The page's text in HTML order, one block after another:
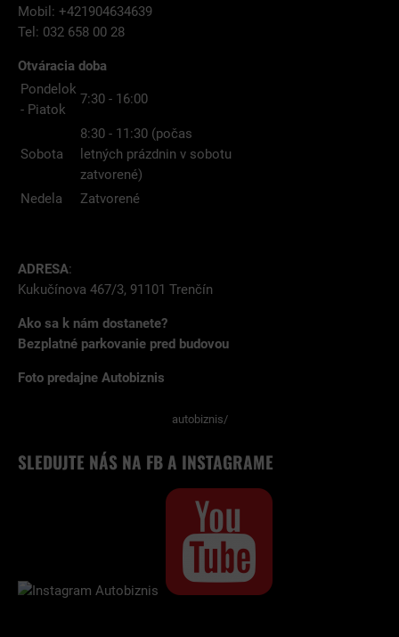
Mobil: +421904634639
Tel: 032 658 00 28
Otváracia doba
Pondelok
- Piatok
7:30 - 16:00
Sobota
8:30 - 11:30 (počas
letných prázdnin v sobotu
zatvorené)
Nedela
Zatvorené
ADRESA:
Kukučínova 467/3, 91101 Trenčín
Ako sa k nám dostanete?
Bezplatné parkovanie pred budovou
Foto predajne Autobiznis
autobiznis/
SLEDUJTE NÁS NA FB A INSTAGRAME